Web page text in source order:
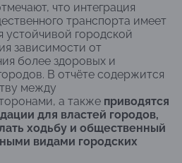
что интеграция
транспорта имеет
устойчивой городской
зависимости от
более здоровых и
В отчёте содержится
между
а также приводятся
для властей городов,
ходьбу и общественный
видами городских